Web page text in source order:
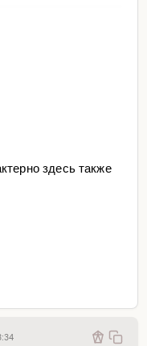
здесь также